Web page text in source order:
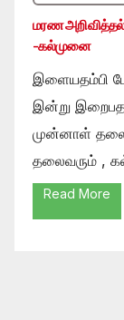
மரண
-கல்முனை
இளையதம்பி
இன்று
முன்னாள்
தலைவரும் ,
Read More